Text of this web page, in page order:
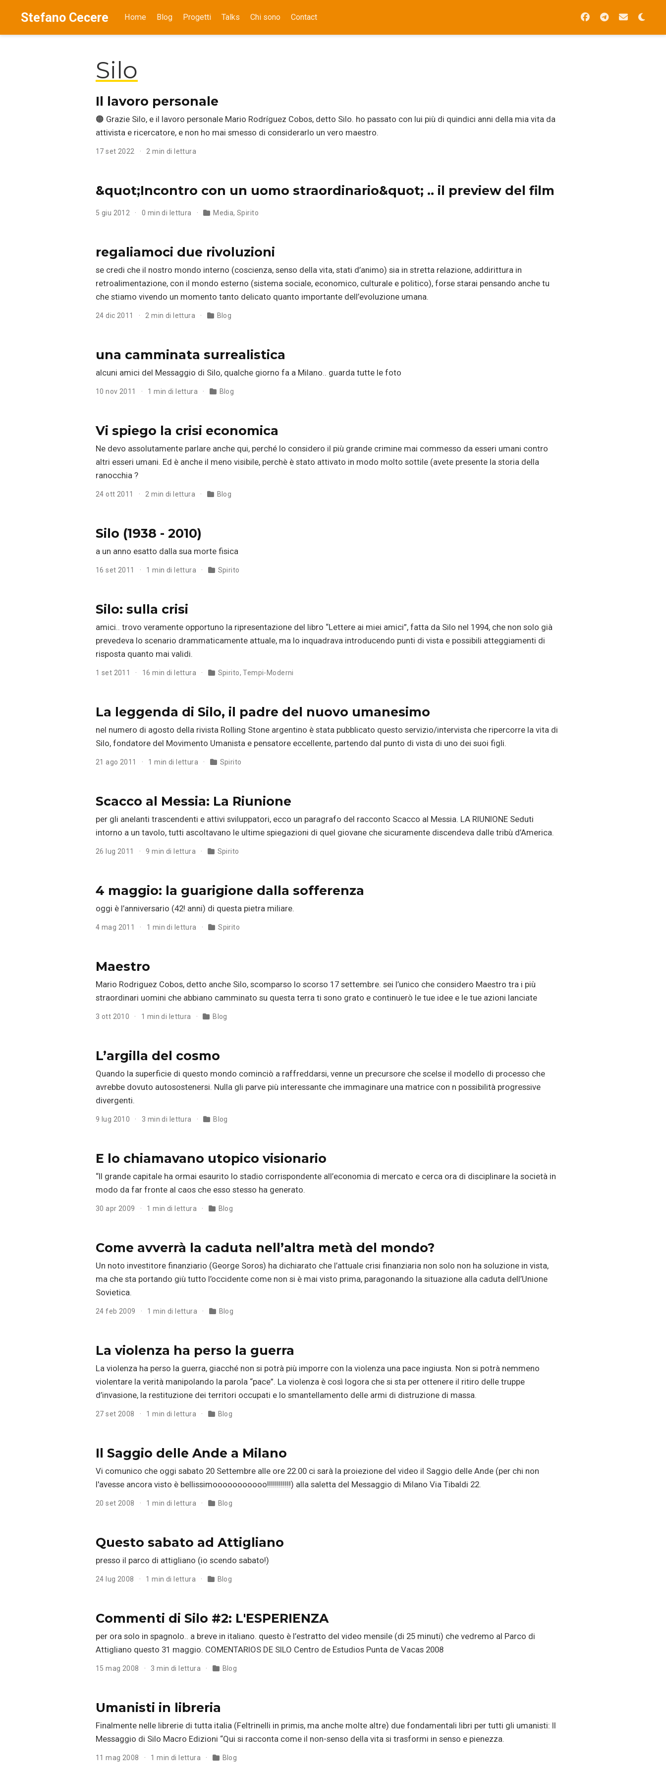
Stefano Cecere Home Blog Progetti Talks Chi sono Contact
Silo
Il lavoro personale
🟠 Grazie Silo, e il lavoro personale Mario Rodríguez Cobos, detto Silo. ho passato con lui più di quindici anni della mia vita da
attivista e ricercatore, e non ho mai smesso di considerarlo un vero maestro.
17 set 2022 2 min di lettura
&quot;Incontro con un uomo straordinario&quot; .. il preview del film
5 giu 2012 0 min di lettura Media,Spirito
regaliamoci due rivoluzioni
se credi che il nostro mondo interno (coscienza, senso della vita, stati d’animo) sia in stretta relazione, addirittura in
retroalimentazione, con il mondo esterno (sistema sociale, economico, culturale e politico), forse starai pensando anche tu
che stiamo vivendo un momento tanto delicato quanto importante dell’evoluzione umana.
24 dic 2011 2 min di lettura Blog
una camminata surrealistica
alcuni amici del Messaggio di Silo, qualche giorno fa a Milano.. guarda tutte le foto
10 nov 2011 1 min di lettura Blog
Vi spiego la crisi economica
Ne devo assolutamente parlare anche qui, perché lo considero il più grande crimine mai commesso da esseri umani contro
altri esseri umani. Ed è anche il meno visibile, perchè è stato attivato in modo molto sottile (avete presente la storia della
ranocchia ?
24 ott 2011 2 min di lettura Blog
Silo (1938 - 2010)
a un anno esatto dalla sua morte fisica
16 set 2011 1 min di lettura Spirito
Silo: sulla crisi
amici.. trovo veramente opportuno la ripresentazione del libro “Lettere ai miei amici”, fatta da Silo nel 1994, che non solo già
prevedeva lo scenario drammaticamente attuale, ma lo inquadrava introducendo punti di vista e possibili atteggiamenti di
risposta quanto mai validi.
1 set 2011 16 min di lettura Spirito,Tempi-Moderni
La leggenda di Silo, il padre del nuovo umanesimo
nel numero di agosto della rivista Rolling Stone argentino è stata pubblicato questo servizio/intervista che ripercorre la vita di
Silo, fondatore del Movimento Umanista e pensatore eccellente, partendo dal punto di vista di uno dei suoi figli.
21 ago 2011 1 min di lettura Spirito
Scacco al Messia: La Riunione
per gli anelanti trascendenti e attivi sviluppatori, ecco un paragrafo del racconto Scacco al Messia. LA RIUNIONE Seduti
intorno a un tavolo, tutti ascoltavano le ultime spiegazioni di quel giovane che sicuramente discendeva dalle tribù d’America.
26 lug 2011 9 min di lettura Spirito
4 maggio: la guarigione dalla sofferenza
oggi è l’anniversario (42! anni) di questa pietra miliare.
4 mag 2011 1 min di lettura Spirito
Maestro
Mario Rodriguez Cobos, detto anche Silo, scomparso lo scorso 17 settembre. sei l’unico che considero Maestro tra i più
straordinari uomini che abbiano camminato su questa terra ti sono grato e continuerò le tue idee e le tue azioni lanciate
3 ott 2010 1 min di lettura Blog
L’argilla del cosmo
Quando la superficie di questo mondo cominciò a raffreddarsi, venne un precursore che scelse il modello di processo che
avrebbe dovuto autosostenersi. Nulla gli parve più interessante che immaginare una matrice con n possibilità progressive
divergenti.
9 lug 2010 3 min di lettura Blog
E lo chiamavano utopico visionario
“Il grande capitale ha ormai esaurito lo stadio corrispondente all’economia di mercato e cerca ora di disciplinare la società in
modo da far fronte al caos che esso stesso ha generato.
30 apr 2009 1 min di lettura Blog
Come avverrà la caduta nell’altra metà del mondo?
Un noto investitore finanziario (George Soros) ha dichiarato che l’attuale crisi finanziaria non solo non ha soluzione in vista,
ma che sta portando giù tutto l’occidente come non si è mai visto prima, paragonando la situazione alla caduta dell’Unione
Sovietica.
24 feb 2009 1 min di lettura Blog
La violenza ha perso la guerra
La violenza ha perso la guerra, giacché non si potrà più imporre con la violenza una pace ingiusta. Non si potrà nemmeno
violentare la verità manipolando la parola “pace”. La violenza è così logora che si sta per ottenere il ritiro delle truppe
d’invasione, la restituzione dei territori occupati e lo smantellamento delle armi di distruzione di massa.
27 set 2008 1 min di lettura Blog
Il Saggio delle Ande a Milano
Vi comunico che oggi sabato 20 Settembre alle ore 22.00 ci sarà la proiezione del video il Saggio delle Ande (per chi non
l'avesse ancora visto è bellissimooooooooooo!!!!!!!!!!!!) alla saletta del Messaggio di Milano Via Tibaldi 22.
20 set 2008 1 min di lettura Blog
Questo sabato ad Attigliano
presso il parco di attigliano (io scendo sabato!)
24 lug 2008 1 min di lettura Blog
Commenti di Silo #2: L'ESPERIENZA
per ora solo in spagnolo.. a breve in italiano. questo è l’estratto del video mensile (di 25 minuti) che vedremo al Parco di
Attigliano questo 31 maggio. COMENTARIOS DE SILO Centro de Estudios Punta de Vacas 2008
15 mag 2008 3 min di lettura Blog
Umanisti in libreria
Finalmente nelle librerie di tutta italia (Feltrinelli in primis, ma anche molte altre) due fondamentali libri per tutti gli umanisti: Il
Messaggio di Silo Macro Edizioni “Qui si racconta come il non-senso della vita si trasformi in senso e pienezza.
11 mag 2008 1 min di lettura Blog